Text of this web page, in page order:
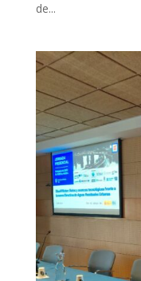
de...